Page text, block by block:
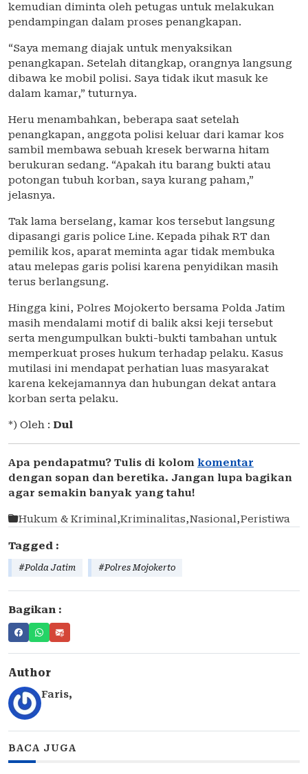
kemudian diminta oleh petugas untuk melakukan
pendampingan dalam proses penangkapan.
“Saya memang diajak untuk menyaksikan
penangkapan. Setelah ditangkap, orangnya langsung
dibawa ke mobil polisi. Saya tidak ikut masuk ke
dalam kamar,” tuturnya.
Heru menambahkan, beberapa saat setelah
penangkapan, anggota polisi keluar dari kamar kos
sambil membawa sebuah kresek berwarna hitam
berukuran sedang. “Apakah itu barang bukti atau
potongan tubuh korban, saya kurang paham,”
jelasnya.
Tak lama berselang, kamar kos tersebut langsung
dipasangi garis police Line. Kepada pihak RT dan
pemilik kos, aparat meminta agar tidak membuka
atau melepas garis polisi karena penyidikan masih
terus berlangsung.
Hingga kini, Polres Mojokerto bersama Polda Jatim
masih mendalami motif di balik aksi keji tersebut
serta mengumpulkan bukti-bukti tambahan untuk
memperkuat proses hukum terhadap pelaku. Kasus
mutilasi ini mendapat perhatian luas masyarakat
karena kekejamannya dan hubungan dekat antara
korban serta pelaku.
*) Oleh : Dul
Apa pendapatmu? Tulis di kolom komentar
dengan sopan dan beretika. Jangan lupa bagikan
agar semakin banyak yang tahu!
Hukum & Kriminal,Kriminalitas,Nasional,Peristiwa
Tagged :
#Polda Jatim #Polres Mojokerto
Bagikan :
Author
Faris,
BACA JUGA